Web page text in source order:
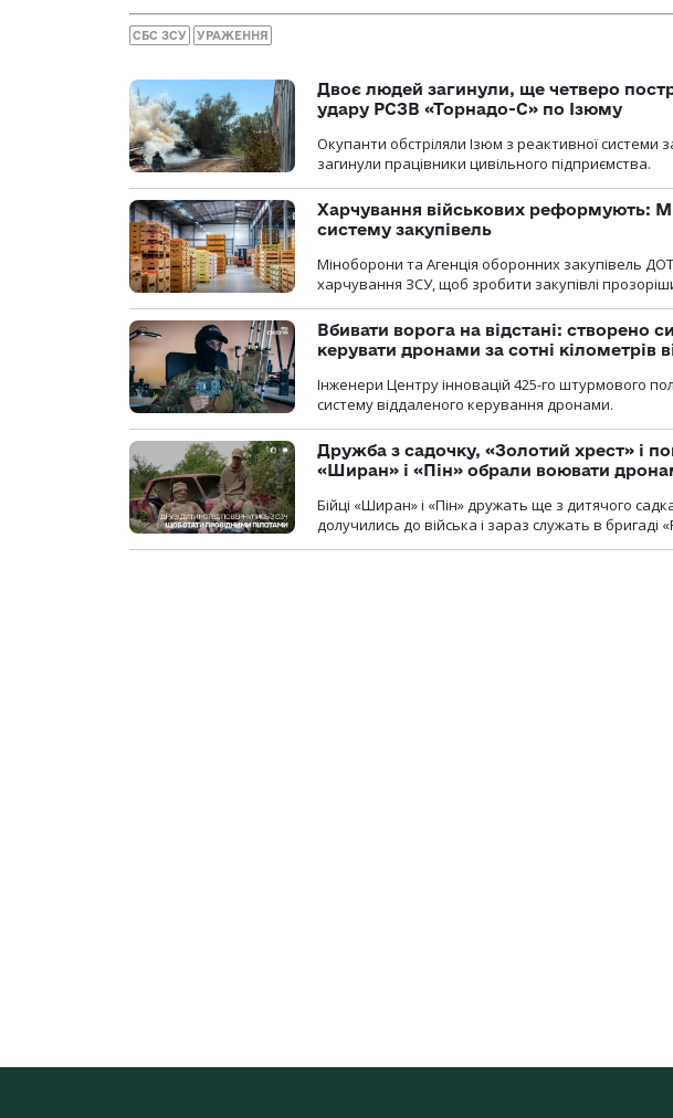
СБС ЗСУ УРАЖЕННЯ
Двоє людей загинули, ще четверо
удару РСЗВ «Торнадо-С» по Ізюму
Окупанти обстріляли Ізюм з реактивної системи
загинули працівники цивільного підприємства.
Харчування військових реформують:
систему закупівель
Міноборони та Агенція оборонних закупівель
харчування ЗСУ, щоб зробити закупівлі
Вбивати ворога на відстані: створено
керувати дронами за сотні кілометрів
Інженери Центру інновацій 425-го штурмового
систему віддаленого керування дронами.
Дружба з садочку, «Золотий хрест» і
«Ширан» і «Пін» обрали воювати
Бійці «Ширан» і «Пін» дружать ще з дитячого
долучились до війська і зараз служать в бригаді